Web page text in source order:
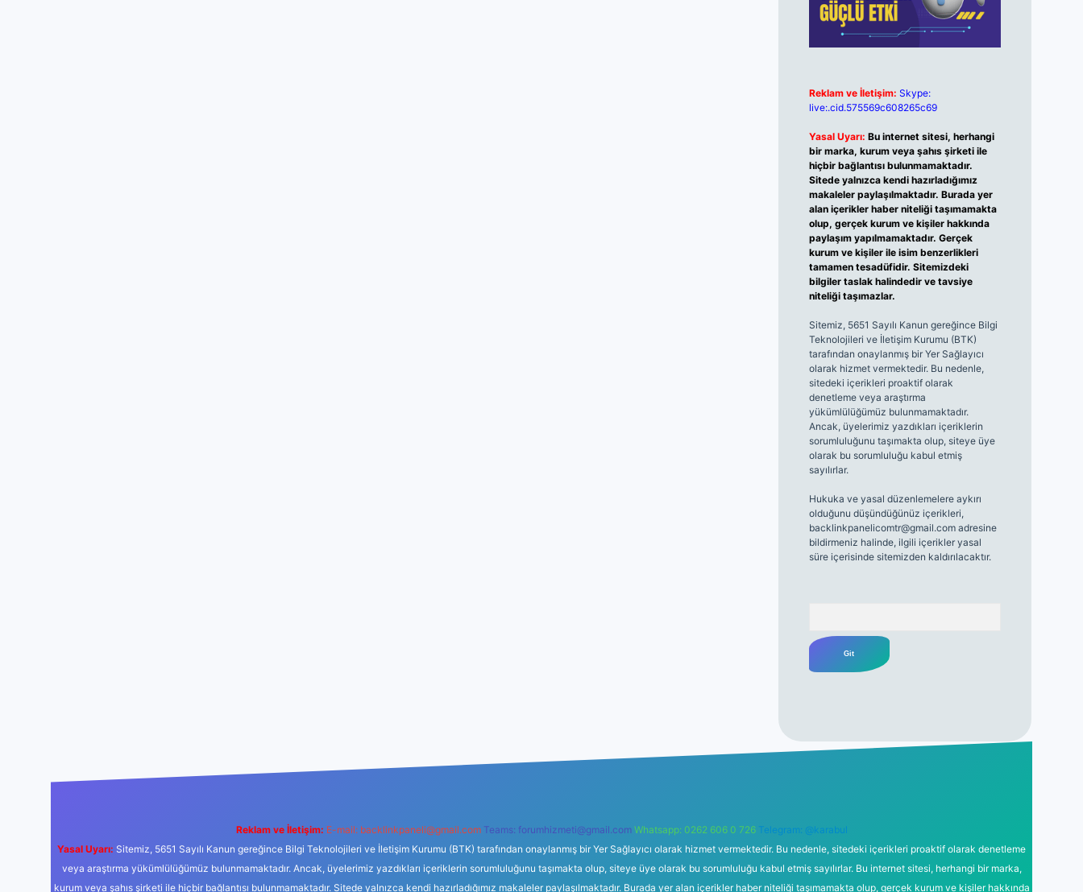
Reklam ve İletişim: Skype:
live:.cid.575569c608265c69
Yasal Uyarı: Bu internet sitesi, herhangi
bir marka, kurum veya şahıs şirketi ile
hiçbir bağlantısı bulunmamaktadır.
Sitede yalnızca kendi hazırladığımız
makaleler paylaşılmaktadır. Burada yer
alan içerikler haber niteliği taşımamakta
olup, gerçek kurum ve kişiler hakkında
paylaşım yapılmamaktadır. Gerçek
kurum ve kişiler ile isim benzerlikleri
tamamen tesadüfidir. Sitemizdeki
bilgiler taslak halindedir ve tavsiye
niteliği taşımazlar.
Sitemiz, 5651 Sayılı Kanun gereğince Bilgi
Teknolojileri ve İletişim Kurumu (BTK)
tarafından onaylanmış bir Yer Sağlayıcı
olarak hizmet vermektedir. Bu nedenle,
sitedeki içerikleri proaktif olarak
denetleme veya araştırma
yükümlülüğümüz bulunmamaktadır.
Ancak, üyelerimiz yazdıkları içeriklerin
sorumluluğunu taşımakta olup, siteye üye
olarak bu sorumluluğu kabul etmiş
sayılırlar.
Hukuka ve yasal düzenlemelere aykırı
olduğunu düşündüğünüz içerikleri,
backlinkpanelicomtr@gmail.comadresine
bildirmeniz halinde, ilgili içerikler yasal
süre içerisinde sitemizden kaldırılacaktır.
Reklam ve İletişim: E-mail: backlinkpaneli@gmail.com Teams: forumhizmeti@gmail.com Whatsapp: 0262 606 0 726 Telegram: @karabul
Yasal Uyarı: Sitemiz, 5651 Sayılı Kanun gereğince Bilgi Teknolojileri ve İletişim Kurumu (BTK) tarafından onaylanmış bir Yer Sağlayıcı olarak hizmet vermektedir. Bu nedenle, sitedeki içerikleri proaktif olarak denetleme
veya araştırma yükümlülüğümüz bulunmamaktadır. Ancak, üyelerimiz yazdıkları içeriklerin sorumluluğunu taşımakta olup, siteye üye olarak bu sorumluluğu kabul etmiş sayılırlar. Bu internet sitesi, herhangi bir marka,
kurum veya şahıs şirketi ile hiçbir bağlantısı bulunmamaktadır. Sitede yalnızca kendi hazırladığımız makaleler paylaşılmaktadır. Burada yer alan içerikler haber niteliği taşımamakta olup, gerçek kurum ve kişiler hakkında